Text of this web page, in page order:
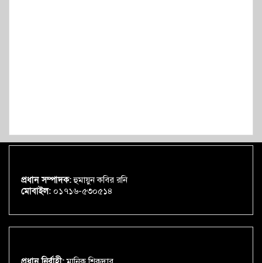
প্রধান সম্পাদক:হুমায়ুন কবির রনি
মোবাইল: ০১৭১৬-৫৩০৫১৪